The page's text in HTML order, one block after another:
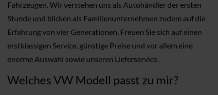
Fahrzeugen. Wir verstehen uns als Autohändler der ersten
Stunde und blicken als Familienunternehmen zudem auf die
Erfahrung von vier Generationen. Freuen Sie sich auf einen
erstklassigen Service, günstige Preise und vor allem eine
enorme Auswahl sowie unseren Lieferservice.
Welches VW Modell passt zu mir?